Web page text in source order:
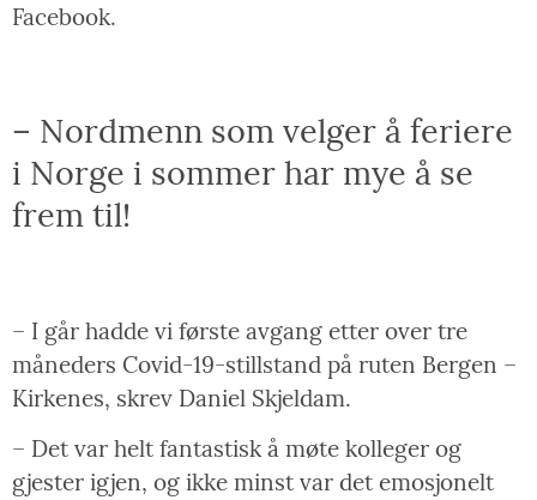
Facebook.
– Nordmenn som velger å feriere
i Norge i sommer har mye å se
frem til!
– I går hadde vi første avgang etter over tre
måneders Covid-19-stillstand på ruten Bergen –
Kirkenes, skrev Daniel Skjeldam.
– Det var helt fantastisk å møte kolleger og
gjester igjen, og ikke minst var det emosjonelt